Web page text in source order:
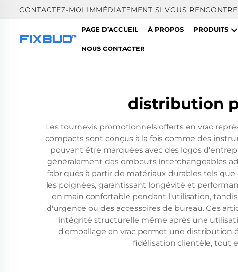
CONTACTEZ-MOI IMMÉDIATEMENT SI VOUS
PAGE D’ACCUEIL À PROPOS PRODUITS
NOUS CONTACTER
distribution
Les tournevis promotionnels offerts en vrac
compacts sont conçus à la fois comme des
pouvant être marquées avec des logos
généralement des embouts interchangeables
fabriqués à partir de matériaux durables tels
les poignées, garantissant longévité et
en main confortable pendant l'utilisation,
d'urgence ou des accessoires de bureau. Ces
intégrité structurelle même après une
d'emballage en vrac permet une distribution
fidélisation clientèle, tout